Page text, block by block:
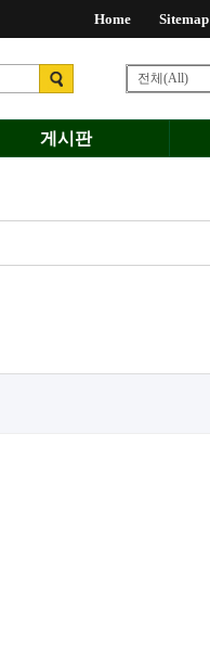
Home Sitemap
게시판